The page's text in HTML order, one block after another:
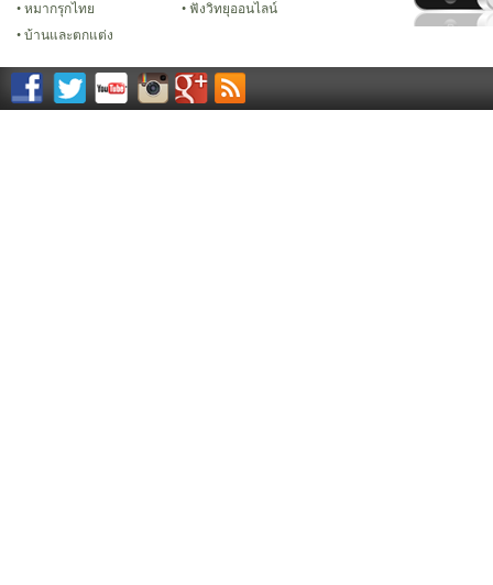
หมากรุกไทย
ฟังวิทยุออนไลน์
บ้านและตกแต่ง